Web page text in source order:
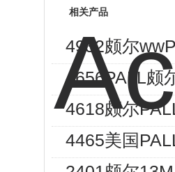
相关产品
4932颇尔
4656PALL颇
4618颇尔
4465美国